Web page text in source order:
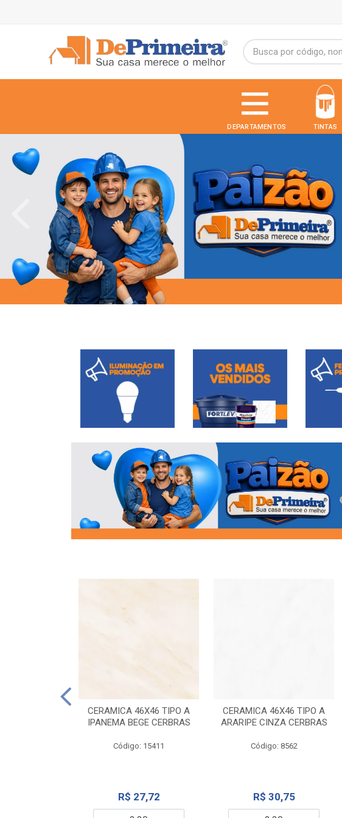
DEPARTAMENTOS TINTAS
CERAMICA 46X46 TIPO A
IPANEMA BEGE CERBRAS
Código: 15411
R$ 27,72
CERAMICA 46X46 TIPO A
ARARIPE CINZA CERBRAS
Código: 8562
R$ 30,75